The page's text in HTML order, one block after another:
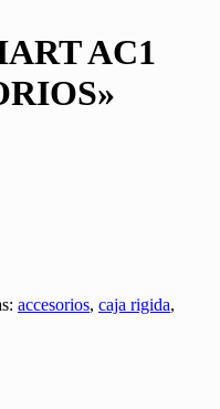
AC1
accesorios, caja rigida,